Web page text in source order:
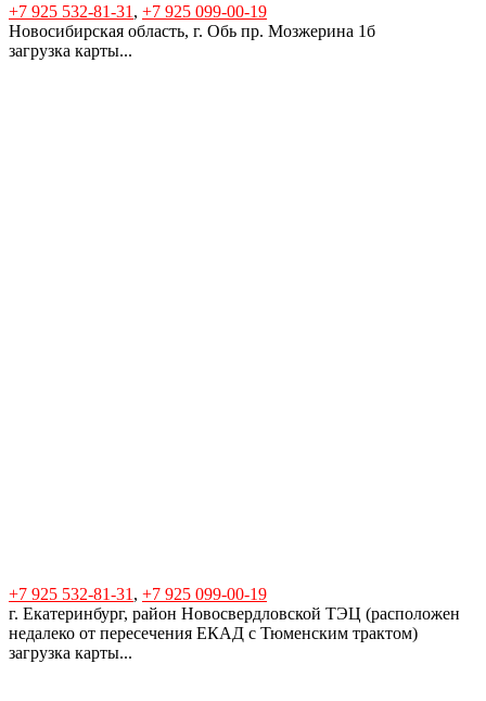
+7 925 532-81-31 , +7 925 099-00-19
Новосибирская область, г. Обь пр. Мозжерина 1б
загрузка карты...
+7 925 532-81-31 , +7 925 099-00-19
г. Екатеринбург, район Новосвердловской ТЭЦ (расположен
недалеко от пересечения ЕКАД с Тюменским трактом)
загрузка карты...